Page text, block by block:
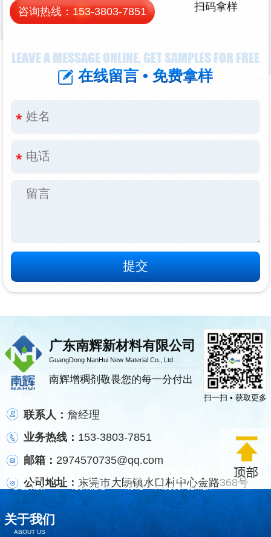
LEAVE A MESSAGE ONLINE, GET SAMPLES FOR FREE
在线留言 • 免费拿样
咨询热线： 153-3803-7851 扫码拿样
广东南辉新材料有限公司
GuangDong NanHui New Material Co., Ltd.
南辉增稠剂敬畏您的每一分付出
扫一扫 • 获取更多
联系人：詹经理
业务热线： 153-3803-7851
邮箱： 2974570735@qq.com
公司地址： 东莞市大朗镇水口村中心金路368号
电话咨询
CALL NOW
技术咨询
TECHNICAL
首页
HOME
产品中心
PRODUCT CENTER
关于我们
ABOUT US